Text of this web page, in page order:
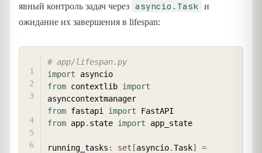
явный контроль задач через asyncio.Task
и
ожидание их завершения в lifespan:
# app/lifespan.py
import
from contextlib import
from fastapi import
from app. state import app_state
running_tasks : set [asyncio.Task]
=